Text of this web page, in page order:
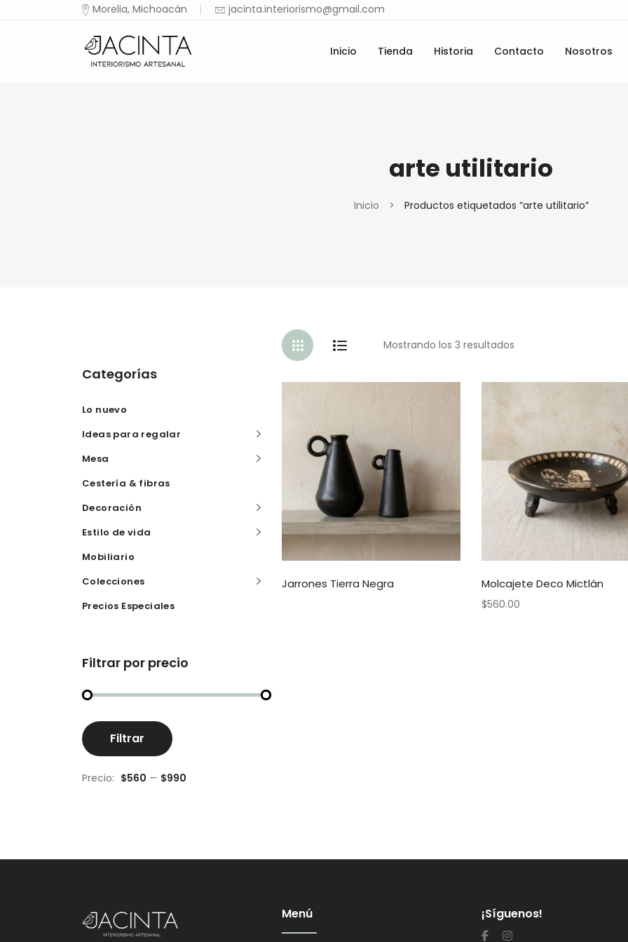
Morelia, Michoacán jacinta.interiorismo@gmail.com
Inicio Tienda Historia Contacto Nosotros
arte utilitario
Inicio > Productos etiquetados “arte utilitario”
Mostrando los 3 resultados
Jarrones Tierra Negra Molcajete Deco Mictlán
$560.00
Categorías
Lo nuevo
Ideas para regalar
Mesa
Cestería & fibras
Decoración
Estilo de vida
Mobiliario
Colecciones
Precios Especiales
Filtrar por precio
Filtrar
Precio: $560 — $990
Menú ¡Síguenos!